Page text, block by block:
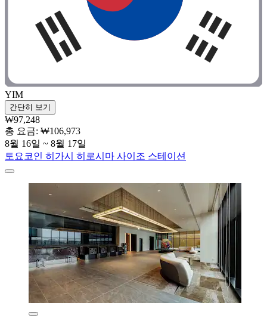
YIM
간단히 보기
₩97,248
총 요금: ₩106,973
8월 16일 ~ 8월 17일
토요코인 히가시 히로시마 사이조 스테이션